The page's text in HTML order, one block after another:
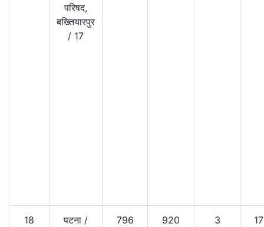
परिषद,
बख्तियारपुर
/ 17
18 पटना /
796 920 3